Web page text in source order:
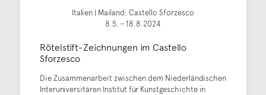
Italien | Mailand: Castello Sforzesco
8.5. – 18.8.2024
Rötelstift-Zeichnungen im Castello
Sforzesco
Die Zusammenarbeit zwischen dem Niederländischen
Interuniversitären Institut für Kunstgeschichte in